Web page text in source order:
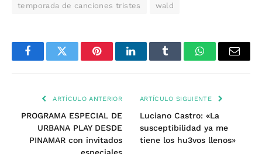
temporada de canciones tristes wald
FacebookTwitter PinterestLinkedInTumblr WhatsAppEmail
ARTÍCULO ANTERIOR
PROGRAMA ESPECIAL DE
URBANA PLAY DESDE
PINAMAR con invitados
especiales
ARTÍCULO SIGUIENTE
Luciano Castro: «La
susceptibilidad ya me
tiene los hu3vos llenos»